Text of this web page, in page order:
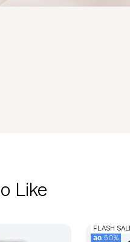
Like
FLASH
ลด 50%